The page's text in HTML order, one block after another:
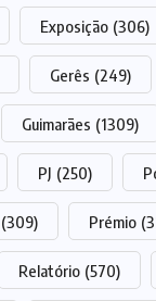
Exposição (306)
Gerês (249)
Guimarães (1309)
PJ (250)
(309) Prémio
Relatório (570)